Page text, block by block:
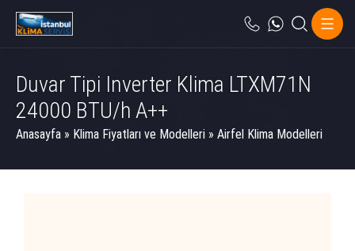
Duvar Tipi Inverter Klima LTXM71N
24000 BTU/h A++
Anasayfa » Klima Fiyatları ve Modelleri » Airfel Klima Modelleri